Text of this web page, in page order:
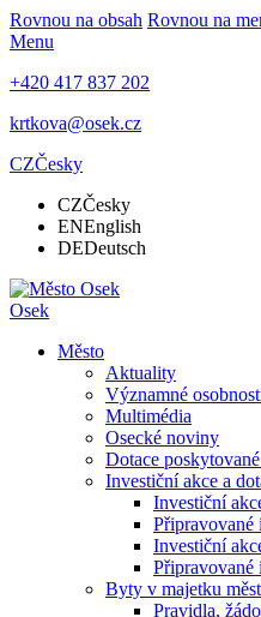
Rovnou na obsah Rovnou na
Menu
+420 417 837 202
krtkova@osek.cz
CZČesky
CZČesky
ENEnglish
DEDeutsch
Osek
Město
Aktuality
Významné
Multimédia
Osecké noviny
Dotace
Investiční akce a
Investiční
Připravované
Investiční
Připravované
Byty v majetku
Pravidla,